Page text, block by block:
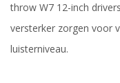
throw W7 12-inch
versterker zorgen voor
luisterniveau.